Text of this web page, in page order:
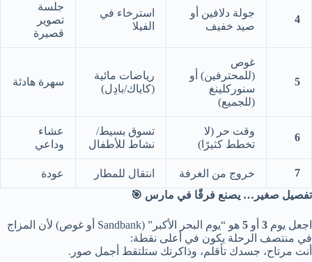
4
جولة دلافين أو
صيد خفيف
استرخاء في
الفيلا
جلسة
تصوير
قصيرة
5
غوص
(للمحترفين) أو
سنوركلينغ
(للجميع)
رياضات مائية
(كاياك/بادِل)
سهرة هادئة
6
وقت حر (لا
تخطط كثيرًا)
تسوق بسيط/
نشاط للأطفال
عشاء
وداعي
7 خروج من الغرفة انتقال للمطار
عودة
تفصيل صغير… يصنع فرقًا في مارس 🎯
اجعل يوم 3 أو 5
هو “يوم البحر الأكبر” (Sandbank أو غوص) لأن المزاج
في منتصف الرحلة يكون في أعلى نقطة:
أنت مرتاح، جسدك تأقلم، وذاكرتك ستلتقط أجمل صور.